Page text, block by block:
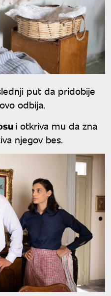
put da pridobije
odbija.
i otkriva mu da zna
njegov bes.